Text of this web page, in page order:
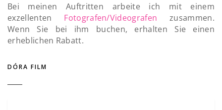
Bei meinen Auftritten arbeite ich mit einem
exzellenten Fotografen/Videografen zusammen.
Wenn Sie bei ihm buchen, erhalten Sie einen
erheblichen Rabatt.
DÓRA FILM